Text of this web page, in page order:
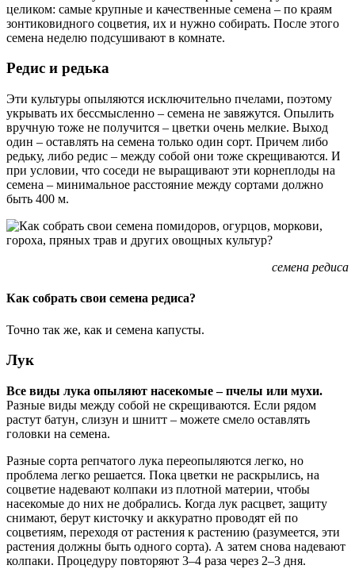
целиком: самые крупные и качественные семена – по краям
зонтиковидного соцветия, их и нужно собирать. После этого
семена неделю подсушивают в комнате.
Редис и редька
Эти культуры опыляются исключительно пчелами, поэтому
укрывать их бессмысленно – семена не завяжутся. Опылить
вручную тоже не получится – цветки очень мелкие. Выход
один – оставлять на семена только один сорт. Причем либо
редьку, либо редис – между собой они тоже скрещиваются. И
при условии, что соседи не выращивают эти корнеплоды на
семена – минимальное расстояние между сортами должно
быть 400 м.
семена редиса
Как собрать свои семена редиса?
Точно так же, как и семена капусты.
Лук
Все виды лука опыляют насекомые – пчелы или мухи.
Разные виды между собой не скрещиваются. Если рядом
растут батун, слизун и шнитт – можете смело оставлять
головки на семена.
Разные сорта репчатого лука переопыляются легко, но
проблема легко решается. Пока цветки не раскрылись, на
соцветие надевают колпаки из плотной материи, чтобы
насекомые до них не добрались. Когда лук расцвет, защиту
снимают, берут кисточку и аккуратно проводят ей по
соцветиям, переходя от растения к растению (разумеется, эти
растения должны быть одного сорта). А затем снова надевают
колпаки. Процедуру повторяют 3–4 раза через 2–3 дня.